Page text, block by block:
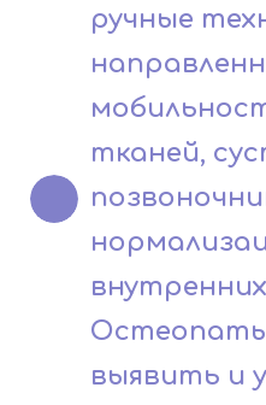
ручные
тканей,
выявить и